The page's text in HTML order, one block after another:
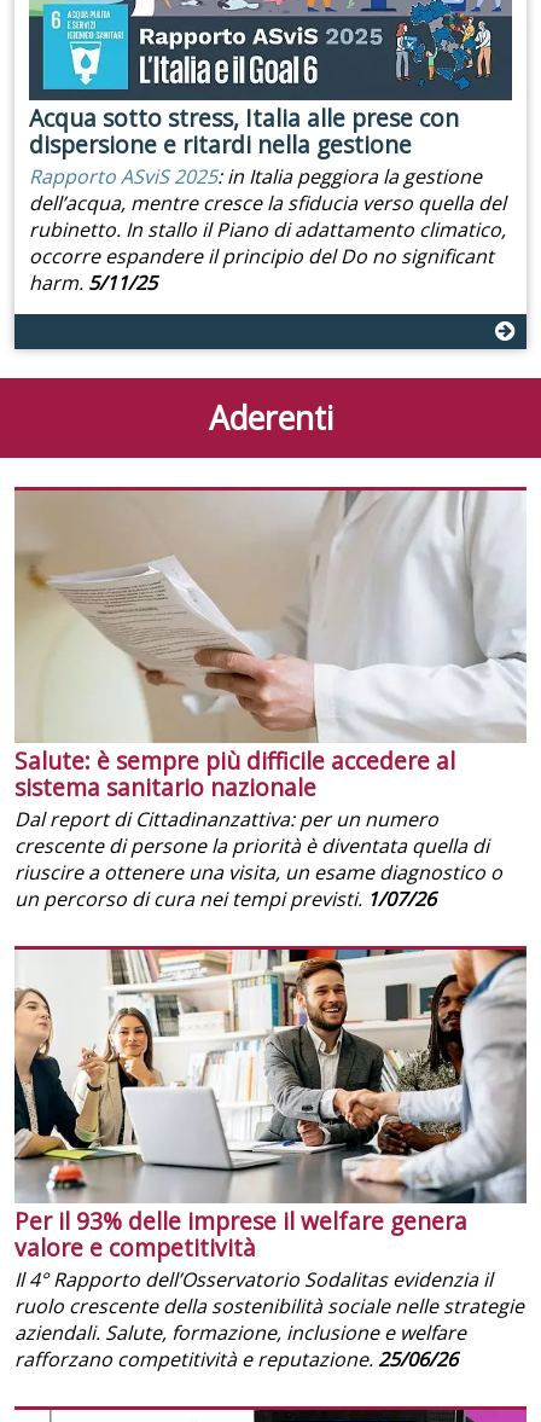
Acqua sotto stress, Italia alle prese con
dispersione e ritardi nella gestione
Rapporto ASviS 2025: in Italia peggiora la gestione
dell’acqua, mentre cresce la sfiducia verso quella del
rubinetto. In stallo il Piano di adattamento climatico,
occorre espandere il principio del Do no significant
harm. 5/11/25
Aderenti
Salute: è sempre più difficile accedere al
sistema sanitario nazionale
Dal report di Cittadinanzattiva: per un numero
crescente di persone la priorità è diventata quella di
riuscire a ottenere una visita, un esame diagnostico o
un percorso di cura nei tempi previsti. 1/07/26
Per il 93% delle imprese il welfare genera
valore e competitività
Il 4° Rapporto dell’Osservatorio Sodalitas evidenzia il
ruolo crescente della sostenibilità sociale nelle strategie
aziendali. Salute, formazione, inclusione e welfare
rafforzano competitività e reputazione.25/06/26